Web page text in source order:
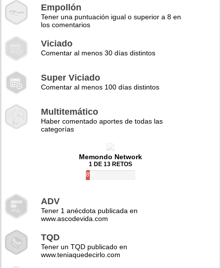
Empollón
Tener una puntuación igual o superior a 8 en
los comentarios
Viciado
Comentar al menos 30 días distintos
Super Viciado
Comentar al menos 100 días distintos
Multitemático
Haber comentado aportes de todas las
categorías
Memondo Network
1 DE 13 RETOS
8%
ADV
Tener 1 anécdota publicada en
www.ascodevida.com
TQD
Tener un TQD publicado en
www.teniaquedecirlo.com